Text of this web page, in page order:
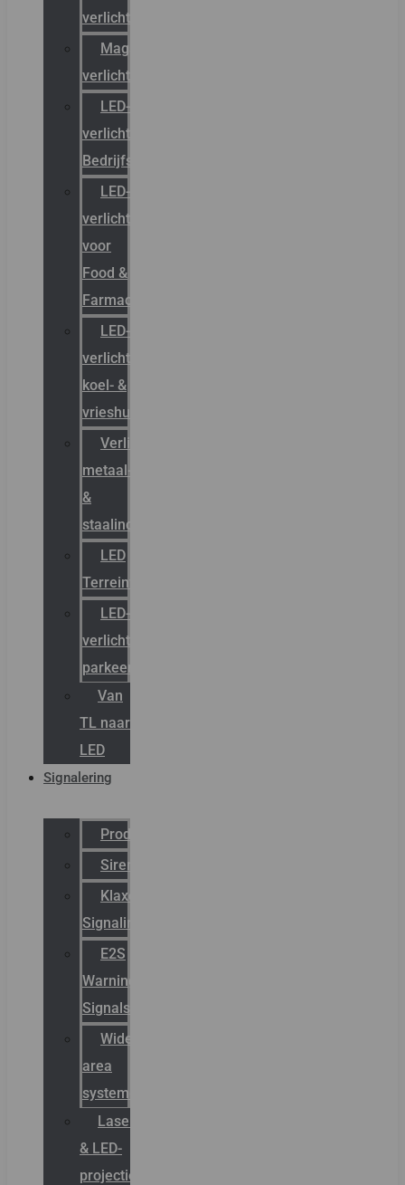
verlichting
Magazijn
verlichting
LED-
verlichting
Bedrijfshal
LED-
verlichting
voor
Food &
Farmacie
LED-
verlichting
koel- &
vrieshuizen
Verlichting
metaal-
&
staalindustrie
LED
Terreinverlichting
LED-
verlichting
parkeergarage
Van
TL naar
LED
Signalering
Productcatalogus
Sirena
Klaxon
Signaling
E2S
Warning
Signals
Wide
area
systemen
Laserbelijning
& LED-
projectie